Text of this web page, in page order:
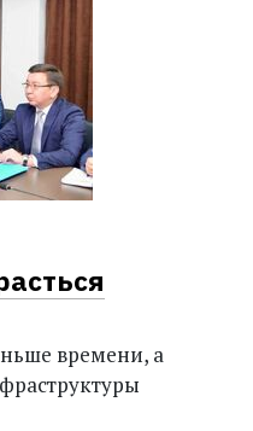
времени, а